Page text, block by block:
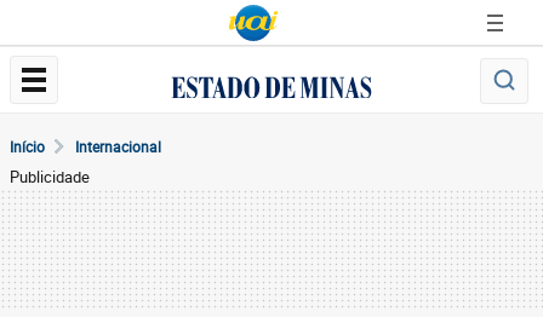
Início Internacional
Publicidade